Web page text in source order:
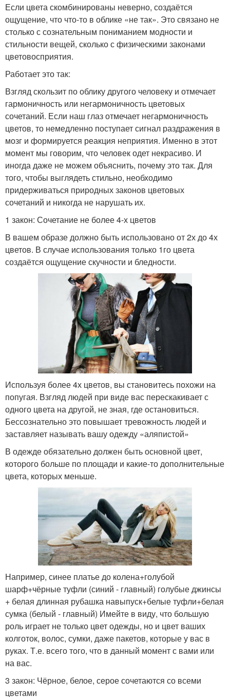
Если цвета скомбинированы неверно, создаётся
ощущение, что что-то в облике «не так». Это связано не
столько с сознательным пониманием модности и
стильности вещей, сколько с физическими законами
цветовосприятия.
Работает это так:
Взгляд скользит по облику другого человеку и отмечает
гармоничность или негармоничность цветовых
сочетаний. Если наш глаз отмечает негармоничность
цветов, то немедленно поступает сигнал раздражения в
мозг и формируется реакция неприятия. Именно в этот
момент мы говорим, что человек одет некрасиво. И
иногда даже не можем объяснить, почему это так. Для
того, чтобы выглядеть стильно, необходимо
придерживаться природных законов цветовых
сочетаний и никогда не нарушать их.
1 закон: Сочетание не более 4-х цветов
В вашем образе должно быть использовано от 2х до 4х
цветов. В случае использования только 1го цвета
создаётся ощущение скучности и бледности.
Используя более 4х цветов, вы становитесь похожи на
попугая. Взгляд людей при виде вас перескакивает с
одного цвета на другой, не зная, где остановиться.
Бессознательно это повышает тревожность людей и
заставляет называть вашу одежду «аляпистой»
В одежде обязательно должен быть основной цвет,
которого больше по площади и какие-то дополнительные
цвета, которых меньше.
Например, синее платье до колена+голубой
шарф+чёрные туфли (синий - главный) голубые джинсы
+ белая длинная рубашка навыпуск+белые туфли+белая
сумка (белый - главный) Имейте в виду, что большую
роль играет не только цвет одежды, но и цвет ваших
колготок, волос, сумки, даже пакетов, которые у вас в
руках. Т.е. всего того, что в данный момент с вами или
на вас.
3 закон: Чёрное, белое, серое сочетаются со всеми
цветами